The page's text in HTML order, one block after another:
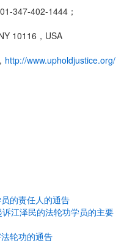
347-402-1444；
10116，USA
， http://www.upholdjustice.org/
的责任人的通告
江泽民的法轮功学员的主要
轮功的通告